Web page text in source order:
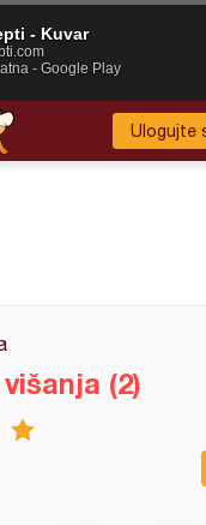
Ulogujte
(2)
- Kuvar
- Google Play